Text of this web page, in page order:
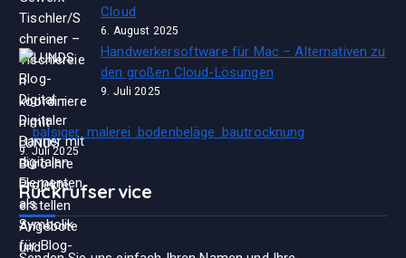
Cloud
6. August 2025
Handwerkersoftware für Mac – Alternativen zu
den großen Cloud-Lösungen
9. Juli 2025
balsiger .malerei .bodenbeläge .bautrocknung
9. Juli 2025
Rückrufservice